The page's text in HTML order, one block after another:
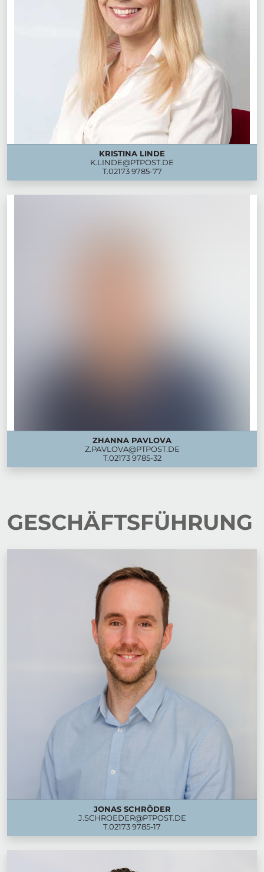
KRISTINA LINDE
K.LINDE@PTPOST.DE
T.02173 9785-77
ZHANNA PAVLOVA
Z.PAVLOVA@PTPOST.DE
T.02173 9785-32
GESCHÄFTSFÜHRUNG
JONAS SCHRÖDER
J.SCHROEDER@PTPOST.DE
T.02173 9785-17